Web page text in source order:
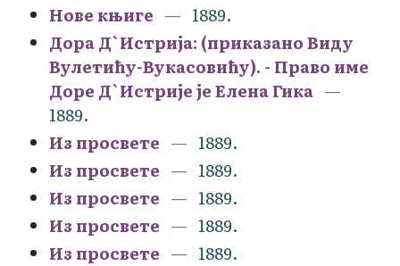
Нове књиге
1889.
Дора Д`Истрија: (приказано Виду
Вулетићу-Вукасовићу). - Право име
Доре Д`Истрије је Елена Гика
1889.
Из просвете
1889.
Из просвете
1889.
Из просвете
1889.
Из просвете
1889.
Из просвете
1889.